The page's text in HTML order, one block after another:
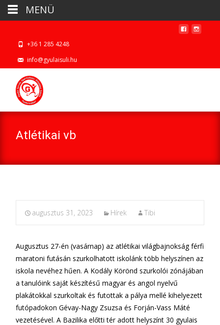
+36 1 285 4248
info@gyulaisuli.hu
Atlétikai vb
augusztus 31, 2023 Hírek Tibi
Augusztus 27-én (vasárnap) az atlétikai világbajnokság férfi
maratoni futásán szurkolhatott iskolánk több helyszínen az
iskola nevéhez hűen. A Kodály Körönd szurkolói zónájában
a tanulóink saját készítésű magyar és angol nyelvű
plakátokkal szurkoltak és futottak a pálya mellé kihelyezett
futópadokon Gévay-Nagy Zsuzsa és Forján-Vass Máté
vezetésével. A Bazilika előtti tér adott helyszínt 30 gyulais
MENÜ